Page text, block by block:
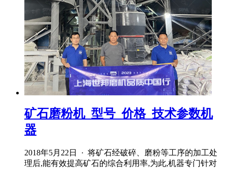
矿石磨粉机_型号_价格_技术参数机
器
2018年5月22日 · 将矿石经破碎、磨粉等工序的加工处
理后,能有效提高矿石的综合利用率,为此,机器专门针对